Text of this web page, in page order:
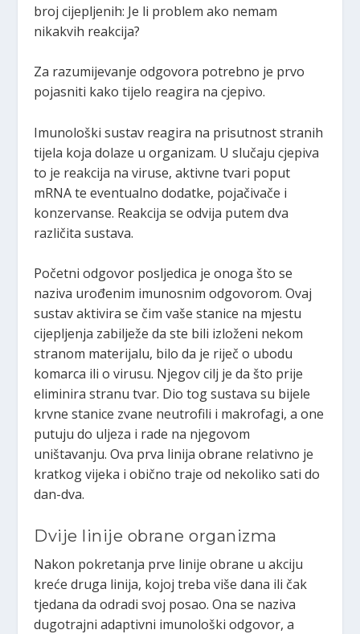
broj cijepljenih: Je li problem ako nemam
nikakvih reakcija?
Za razumijevanje odgovora potrebno je prvo
pojasniti kako tijelo reagira na cjepivo.
Imunološki sustav reagira na prisutnost stranih
tijela koja dolaze u organizam. U slučaju cjepiva
to je reakcija na viruse, aktivne tvari poput
mRNA te eventualno dodatke, pojačivače i
konzervanse. Reakcija se odvija putem dva
različita sustava.
Početni odgovor posljedica je onoga što se
naziva urođenim imunosnim odgovorom. Ovaj
sustav aktivira se čim vaše stanice na mjestu
cijepljenja zabilježe da ste bili izloženi nekom
stranom materijalu, bilo da je riječ o ubodu
komarca ili o virusu. Njegov cilj je da što prije
eliminira stranu tvar. Dio tog sustava su bijele
krvne stanice zvane neutrofili i makrofagi, a one
putuju do uljeza i rade na njegovom
uništavanju. Ova prva linija obrane relativno je
kratkog vijeka i obično traje od nekoliko sati do
dan-dva.
Dvije linije obrane organizma
Nakon pokretanja prve linije obrane u akciju
kreće druga linija, kojoj treba više dana ili čak
tjedana da odradi svoj posao. Ona se naziva
dugotrajni adaptivni imunološki odgovor, a